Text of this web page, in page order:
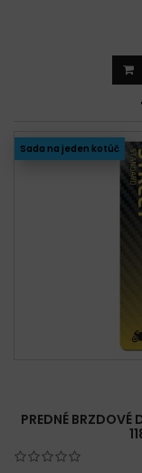
Sada na jeden kotúč
PREDNÉ BRZDOVÉ